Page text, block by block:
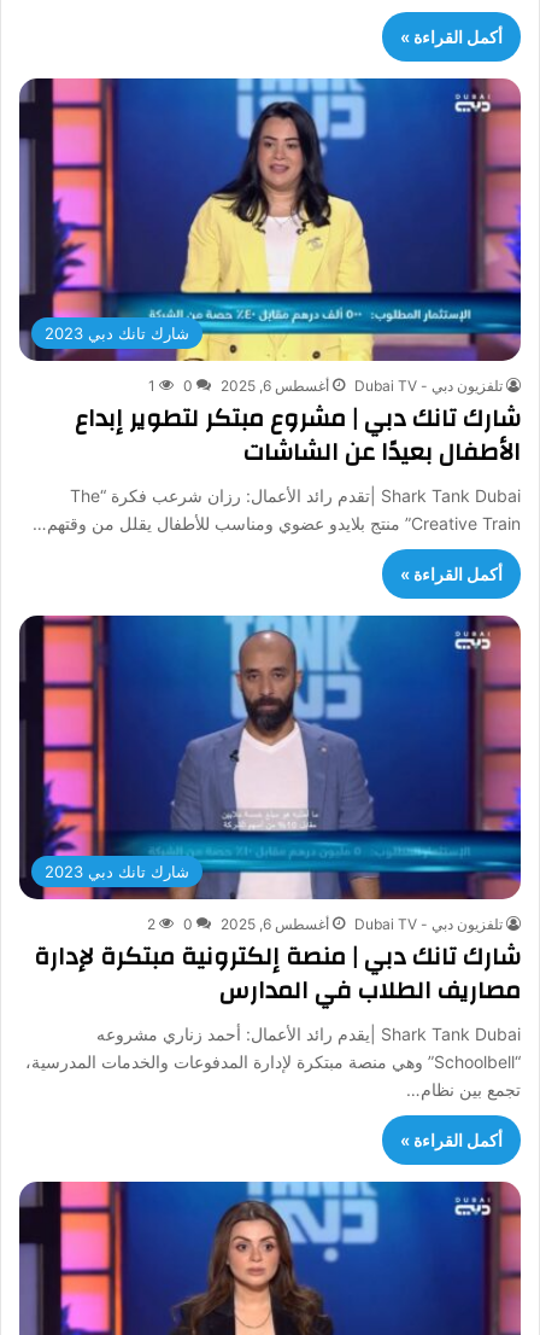
أكمل القراءة »
شارك تانك دبي 2023
تلفزيون دبي - Dubai TV أغسطس 6, 2025 0
1
شارك تانك دبي | مشروع مبتكر لتطوير إبداع
الأطفال بعيدًا عن الشاشات
Shark Tank Dubai |تقدم رائد الأعمال: رزان شرعب فكرة “The
Creative Train” منتج بلايدو عضوي ومناسب للأطفال يقلل من وقتهم…
أكمل القراءة »
شارك تانك دبي 2023
تلفزيون دبي - Dubai TV أغسطس 6, 2025 0
2
شارك تانك دبي | منصة إلكترونية مبتكرة لإدارة
مصاريف الطلاب في المدارس
Shark Tank Dubai |يقدم رائد الأعمال: أحمد زناري مشروعه
“Schoolbell” وهي منصة مبتكرة لإدارة المدفوعات والخدمات المدرسية،
تجمع بين نظام…
أكمل القراءة »